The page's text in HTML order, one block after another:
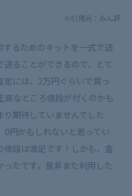
※引用元：みん評
するためのキットを一式で送
送ることができるので、とて
定には、2万円ぐらいで買っ
直なところ値段が付くのかも
期待していませんでした
0円かもしれないと思ってい
値段は満足です！しかも、査
たです。是非また利用した